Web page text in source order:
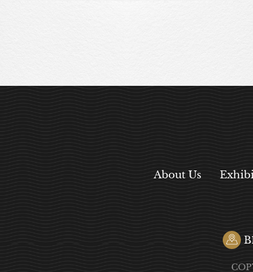
About Us